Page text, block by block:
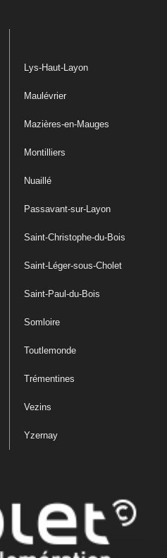
Lys-Haut-Layon
Maulévrier
Mazières-en-Mauges
Montilliers
Nuaillé
Passavant-sur-Layon
Saint-Christophe-du-Bois
Saint-Léger-sous-Cholet
Saint-Paul-du-Bois
Somloire
Toutlemonde
Trémentines
Vezins
Yzernay